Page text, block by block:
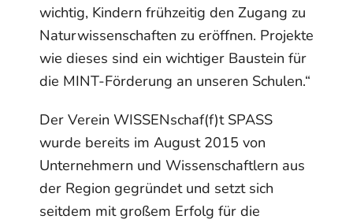
wichtig, Kindern frühzeitig den Zugang zu
Naturwissenschaften zu eröffnen. Projekte
wie dieses sind ein wichtiger Baustein für
die MINT-Förderung an unseren Schulen.“
Der Verein WISSENschaf(f)t SPASS
wurde bereits im August 2015 von
Unternehmern und Wissenschaftlern aus
der Region gegründet und setzt sich
seitdem mit großem Erfolg für die